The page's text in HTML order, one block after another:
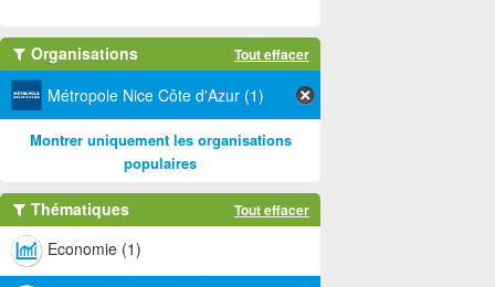
Organisations Tout effacer
Métropole Nice Côte d'Azur (1)
Montrer uniquement les organisations
populaires
Thématiques Tout effacer
Economie (1)